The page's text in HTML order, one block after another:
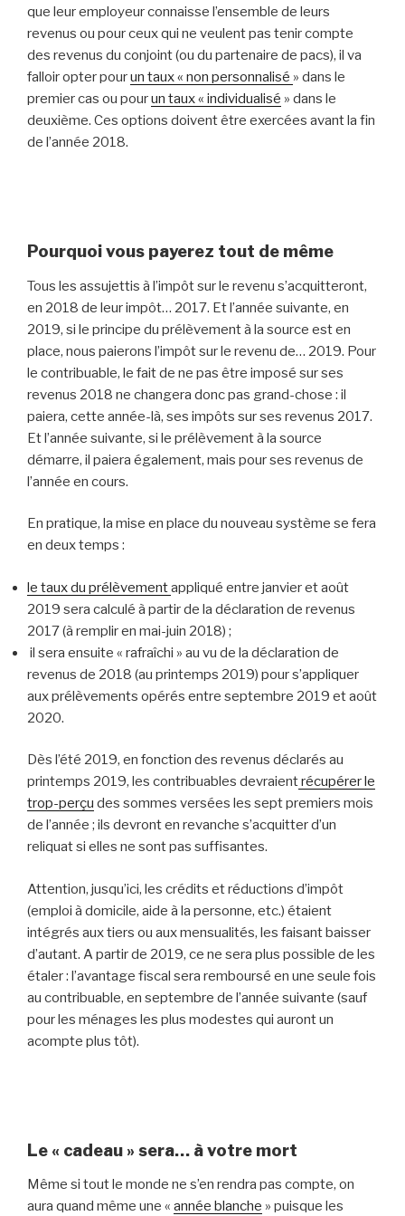
que leur employeur connaisse l’ensemble de leurs
revenus ou pour ceux qui ne veulent pas tenir compte
des revenus du conjoint (ou du partenaire de pacs), il va
falloir opter pourun taux « non personnalisé » dans le
premier cas ou pourun taux « individualisé » dans le
deuxième. Ces options doivent être exercées avant la fin
de l’année 2018.
Pourquoi vous payerez tout de même
Tous les assujettis à l’impôt sur le revenu s’acquitteront,
en 2018 de leur impôt… 2017. Et l’année suivante, en
2019, si le principe du prélèvement à la source est en
place, nous paierons l’impôt sur le revenu de… 2019. Pour
le contribuable, le fait de ne pas être imposé sur ses
revenus 2018 ne changera donc pas grand-chose : il
paiera, cette année-là, ses impôts sur ses revenus 2017.
Et l’année suivante, si le prélèvement à la source
démarre, il paiera également, mais pour ses revenus de
l’année en cours.
En pratique, la mise en place du nouveau système se fera
en deux temps :
le taux du prélèvementappliqué entre janvier et août
2019 sera calculé à partir de la déclaration de revenus
2017 (à remplir en mai-juin 2018) ;
il sera ensuite « rafraîchi » au vu de la déclaration de
revenus de 2018 (au printemps 2019) pour s’appliquer
aux prélèvements opérés entre septembre 2019 et août
2020.
Dès l’été 2019, en fonction des revenus déclarés au
printemps 2019, les contribuables devraientrécupérer le
trop-perçu des sommes versées les sept premiers mois
de l’année ; ils devront en revanche s’acquitter d’un
reliquat si elles ne sont pas suffisantes.
Attention, jusqu’ici, les crédits et réductions d’impôt
(emploi à domicile, aide à la personne, etc.) étaient
intégrés aux tiers ou aux mensualités, les faisant baisser
d’autant. A partir de 2019, ce ne sera plus possible de les
étaler : l’avantage fiscal sera remboursé en une seule fois
au contribuable, en septembre de l’année suivante (sauf
pour les ménages les plus modestes qui auront un
acompte plus tôt).
Le « cadeau » sera… à votre mort
Même si tout le monde ne s’en rendra pas compte, on
aura quand même une « année blanche » puisque les